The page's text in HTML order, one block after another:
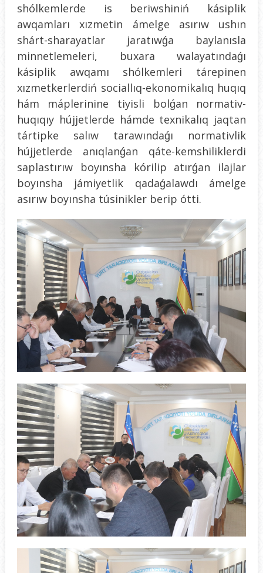
shólkemlerde is beriwshiniń kásiplik
awqamları xızmetin ámelge asırıw ushın
shárt-sharayatlar jaratıwǵa baylanısla
minnetlemeleri, buxara walayatındaǵı
kásiplik awqamı shólkemleri tárepinen
xızmetkerlerdiń sociallıq-ekonomikalıq huqıq
hám máplerinine tiyisli bolǵan normativ-
huqıqıy hújjetlerde hámde texnikalıq jaqtan
tártipke salıw tarawındaǵı normativlik
hújjetlerde anıqlanǵan qáte-kemshiliklerdi
saplastırıw boyınsha kórilip atırǵan ilajlar
boyınsha jámiyetlik qadaǵalawdı ámelge
asırıw boyınsha túsinikler berip ótti.